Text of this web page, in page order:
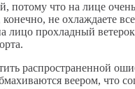
потому что на лице
не охлаждаете
лицо прохладный
распространенной
веером, что